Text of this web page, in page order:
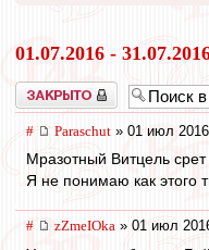
01.07.2016 -
Закрыто
# Paraschut » 01 июл
Мразотный Витцель
Я не понимаю как этого
# zZmeIOka » 01 июл